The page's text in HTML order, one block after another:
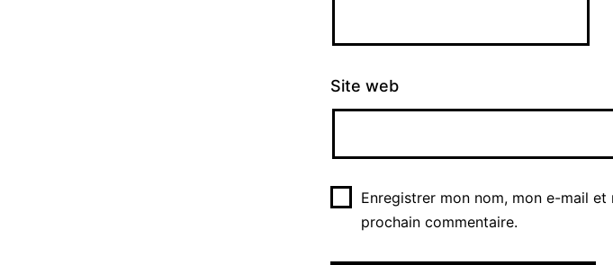
Site web
Enregistrer mon nom, mon e-mail
prochain commentaire.